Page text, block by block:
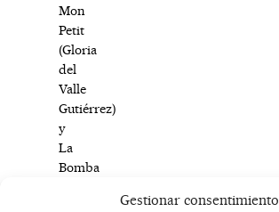
Gestionar consentimiento
Mon
Petit
(Gloria
del
Valle
Gutiérrez)
y
La
Bomba